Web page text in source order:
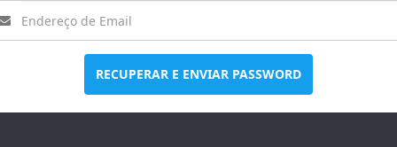
RECUPERAR E ENVIAR PASSWORD